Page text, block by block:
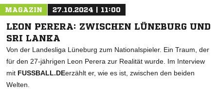
MAGAZIN 27.10.2024 | 11:00
LEON PERERA: ZWISCHEN LÜNEBURG UND
SRI LANKA
Von der Landesliga Lüneburg zum Nationalspieler. Ein Traum, der
für den 27-jährigen Leon Perera zur Realität wurde. Im Interview
mit FUSSBALL.DEerzählt er, wie es ist, zwischen den beiden
Welten.